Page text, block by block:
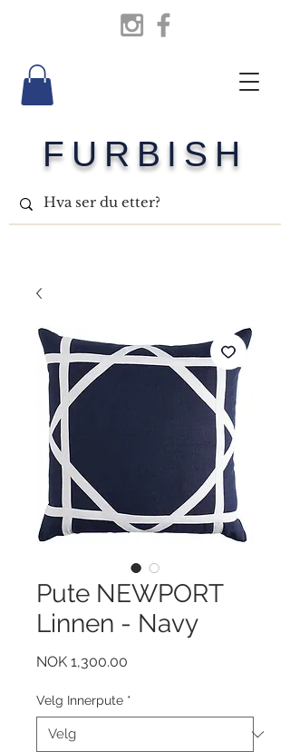
FURBISH
Pute NEWPORT
Linnen - Navy
NOK 1,300.00
Velg Innerpute *